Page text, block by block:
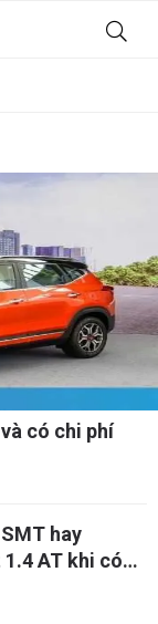
có chi phí
hay
AT khi có